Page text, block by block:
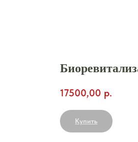
17500,00 р.
Купить